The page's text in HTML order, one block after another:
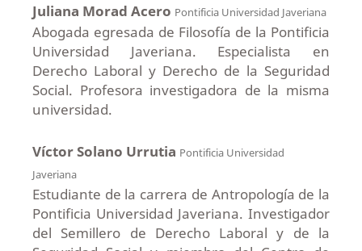
Juliana Morad Acero Pontificia Universidad Javeriana
Abogada egresada de Filosofía de la Pontificia
Universidad Javeriana. Especialista en
Derecho Laboral y Derecho de la Seguridad
Social. Profesora investigadora de la misma
universidad.
Víctor Solano Urrutia Pontificia Universidad
Javeriana
Estudiante de la carrera de Antropología de la
Pontificia Universidad Javeriana. Investigador
del Semillero de Derecho Laboral y de la